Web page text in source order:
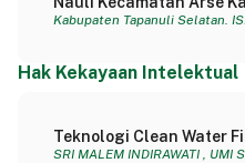
Kabupaten Tapanuli Selatan.
Hak Kekayaan Intelektual
Teknologi Clean Water
SRI MALEM INDIRAWATI , UMI